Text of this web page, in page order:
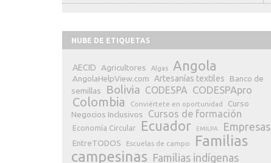
NUBE DE ETIQUETAS
AECID Agricultores Algas Angola
AngolaHelpView.com Artesanías textiles
Banco de
semillas
Bolivia CODESPA CODESPApro
Colombia Conviértete en oportunidad
Curso
Negocios Inclusivos
Cursos de formación
Economía Circular Ecuador EMILPA Empresas
EntreTODOS Escuelas de campo
Familias
campesinas Familias indígenas